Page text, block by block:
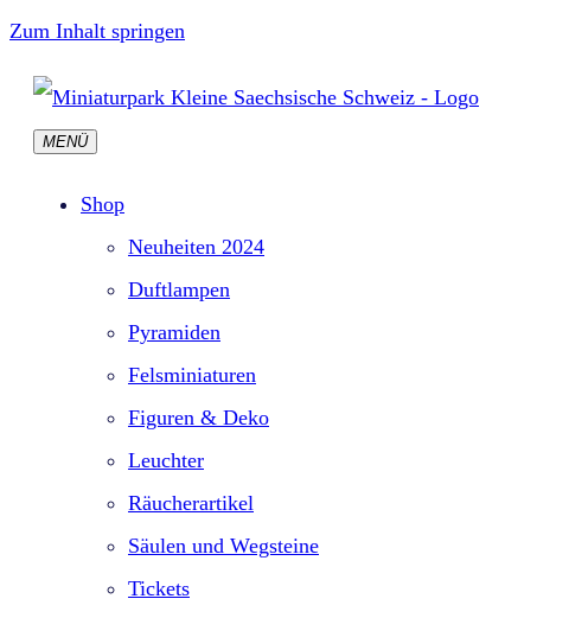
Zum Inhalt springen
MENÜ
Shop
Neuheiten 2024
Duftlampen
Pyramiden
Felsminiaturen
Figuren & Deko
Leuchter
Räucherartikel
Säulen und Wegsteine
Tickets